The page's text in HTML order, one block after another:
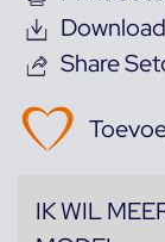
Share
IK WIL